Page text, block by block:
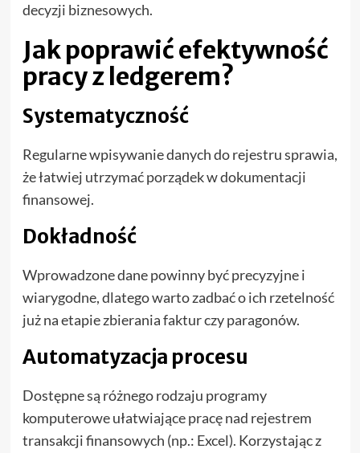
decyzji biznesowych.
Jak poprawić efektywność
pracy z ledgerem?
Systematyczność
Regularne wpisywanie danych do rejestru sprawia,
że łatwiej utrzymać porządek w dokumentacji
finansowej.
Dokładność
Wprowadzone dane powinny być precyzyjne i
wiarygodne, dlatego warto zadbać o ich rzetelność
już na etapie zbierania faktur czy paragonów.
Automatyzacja procesu
Dostępne są różnego rodzaju programy
komputerowe ułatwiające pracę nad rejestrem
transakcji finansowych (np.: Excel). Korzystając z